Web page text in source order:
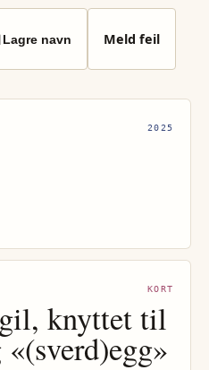
Lagre navn Meld feil
2025
KORT
knyttet til